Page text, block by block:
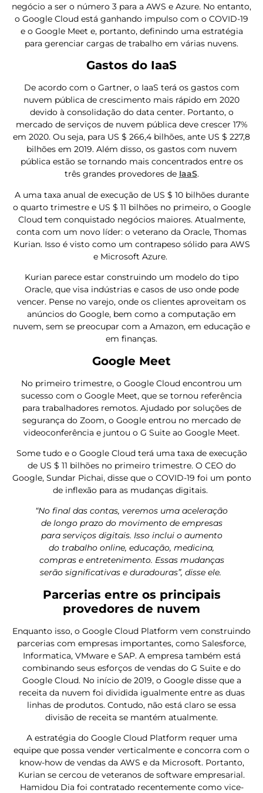
negócio a ser o número 3 para a AWS e Azure. No entanto,
o Google Cloud está ganhando impulso com o COVID-19
e o Google Meet e, portanto, definindo uma estratégia
para gerenciar cargas de trabalho em várias nuvens.
Gastos do IaaS
De acordo com o Gartner, o IaaS terá os gastos com
nuvem pública de crescimento mais rápido em 2020
devido à consolidação do data center. Portanto, o
mercado de serviços de nuvem pública deve crescer 17%
em 2020. Ou seja, para US $ 266,4 bilhões, ante US $ 227,8
bilhões em 2019. Além disso, os gastos com nuvem
pública estão se tornando mais concentrados entre os
três grandes provedores de IaaS.
A uma taxa anual de execução de US $ 10 bilhões durante
o quarto trimestre e US $ 11 bilhões no primeiro, o Google
Cloud tem conquistado negócios maiores. Atualmente,
conta com um novo líder: o veterano da Oracle, Thomas
Kurian. Isso é visto como um contrapeso sólido para AWS
e Microsoft Azure.
Kurian parece estar construindo um modelo do tipo
Oracle, que visa indústrias e casos de uso onde pode
vencer. Pense no varejo, onde os clientes aproveitam os
anúncios do Google, bem como a computação em
nuvem, sem se preocupar com a Amazon, em educação e
em finanças.
Google Meet
No primeiro trimestre, o Google Cloud encontrou um
sucesso com o Google Meet, que se tornou referência
para trabalhadores remotos. Ajudado por soluções de
segurança do Zoom, o Google entrou no mercado de
videoconferência e juntou o G Suite ao Google Meet.
Some tudo e o Google Cloud terá uma taxa de execução
de US $ 11 bilhões no primeiro trimestre. O CEO do
Google, Sundar Pichai, disse que o COVID-19 foi um ponto
de inflexão para as mudanças digitais.
“No final das contas, veremos uma aceleração
de longo prazo do movimento de empresas
para serviços digitais. Isso inclui o aumento
do trabalho online, educação, medicina,
compras e entretenimento. Essas mudanças
serão significativas e duradouras”, disse ele.
Parcerias entre os principais
provedores de nuvem
Enquanto isso, o Google Cloud Platform vem construindo
parcerias com empresas importantes, como Salesforce,
Informatica, VMware e SAP. A empresa também está
combinando seus esforços de vendas do G Suite e do
Google Cloud. No início de 2019, o Google disse que a
receita da nuvem foi dividida igualmente entre as duas
linhas de produtos. Contudo, não está claro se essa
divisão de receita se mantém atualmente.
A estratégia do Google Cloud Platform requer uma
equipe que possa vender verticalmente e concorra com o
know-how de vendas da AWS e da Microsoft. Portanto,
Kurian se cercou de veteranos de software empresarial.
Hamidou Dia foi contratado recentemente como vice-